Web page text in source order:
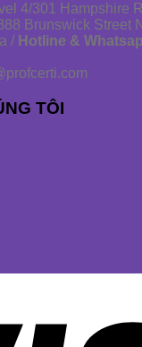
4/301 Hampshire
Brunswick Street
/ Hotline &
TÔI